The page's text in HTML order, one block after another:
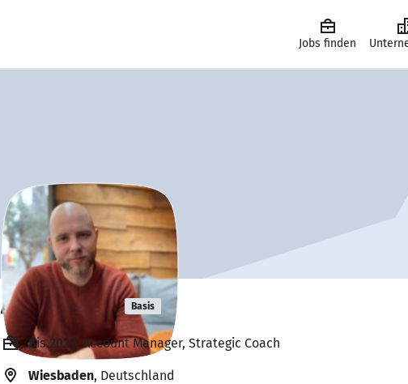
Jobs finden
Ashton Dell Basis
Bis 2020, Account Manager, Strategic Coach
Wiesbaden, Deutschland